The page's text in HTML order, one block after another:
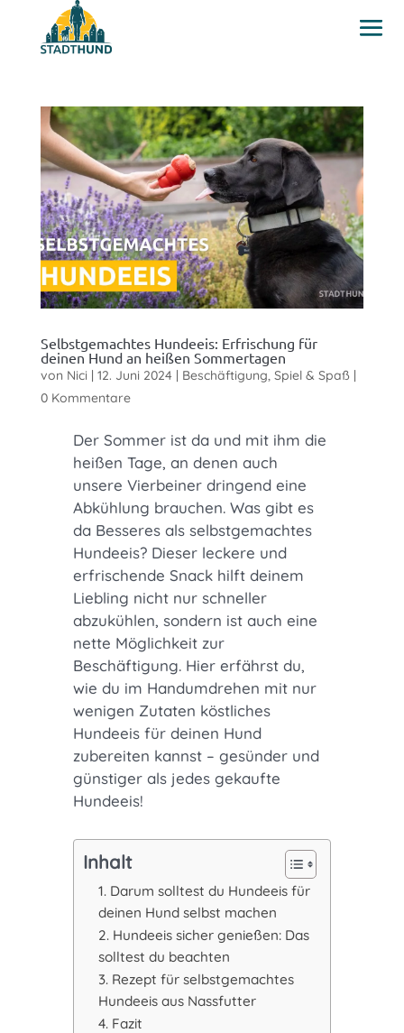
Selbstgemachtes Hundeeis: Erfrischung für
deinen Hund an heißen Sommertagen
von Nici | 12. Juni 2024| Beschäftigung, Spiel & Spaß |
0 Kommentare
Der Sommer ist da und mit ihm die
heißen Tage, an denen auch
unsere Vierbeiner dringend eine
Abkühlung brauchen. Was gibt es
da Besseres als selbstgemachtes
Hundeeis? Dieser leckere und
erfrischende Snack hilft deinem
Liebling nicht nur schneller
abzukühlen, sondern ist auch eine
nette Möglichkeit zur
Beschäftigung. Hier erfährst du,
wie du im Handumdrehen mit nur
wenigen Zutaten köstliches
Hundeeis für deinen Hund
zubereiten kannst – gesünder und
günstiger als jedes gekaufte
Hundeeis!
Inhalt
1. Darum solltest du Hundeeis für
deinen Hund selbst machen
2. Hundeeis sicher genießen: Das
solltest du beachten
3. Rezept für selbstgemachtes
Hundeeis aus Nassfutter
4. Fazit